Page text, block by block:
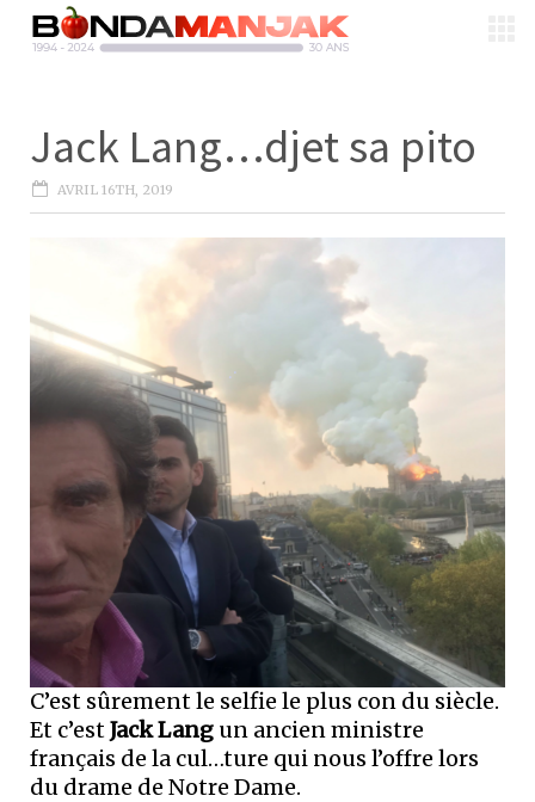
Jack Lang…djet sa pito
AVRIL 16TH, 2019
C’est sûrement le selfie le plus con du siècle.
Et c’estJack Lang un ancien ministre
français de la cul…ture qui nous l’offre lors
du drame de Notre Dame.